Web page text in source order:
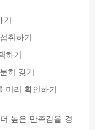
취하기
하기
히 갖기
미리 확인하기
높은 만족감을 경